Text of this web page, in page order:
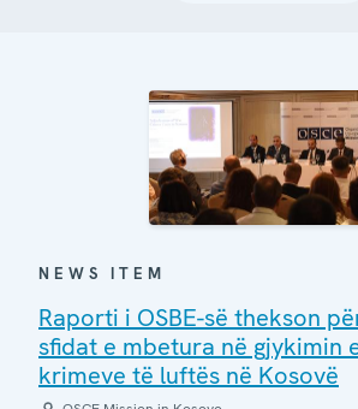
NEWS ITEM
Raporti i OSBE-së thekson
sfidat e mbetura në gjykimin
krimeve të luftës në Kosovë